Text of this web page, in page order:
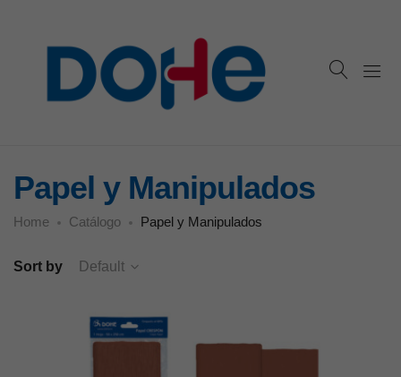
Papel y Manipulados
Home Catálogo Papel y Manipulados
Sort by Default